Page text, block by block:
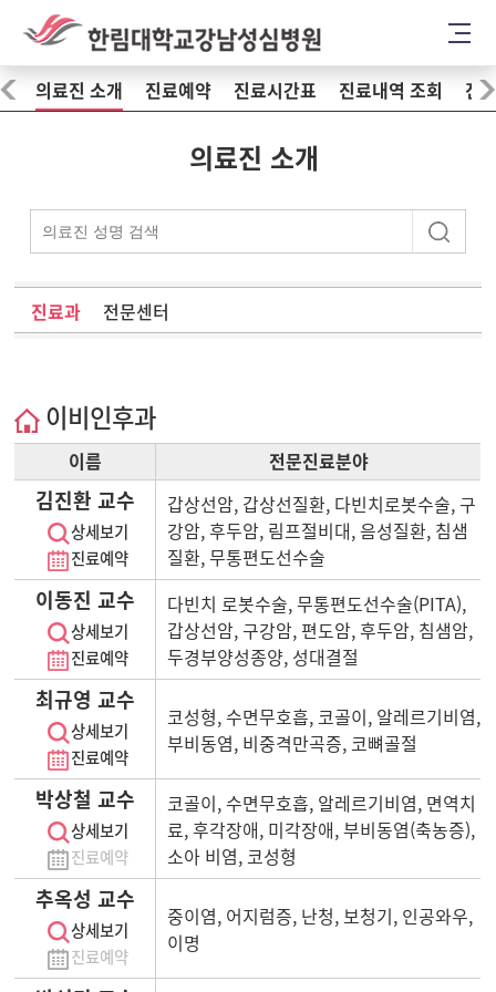
의료진 소개 진료예약 진료시간표 진료내역 조회 진
의료진 소개
진료과 전문센터
이비인후과
이름 전문진료분야
김진환 교수
상세보기
진료예약
갑상선암, 갑상선질환, 다빈치로봇수술, 구
강암, 후두암, 림프절비대, 음성질환, 침샘
질환, 무통편도선수술
이동진 교수
상세보기
진료예약
다빈치 로봇수술, 무통편도선수술(PITA),
갑상선암, 구강암, 편도암, 후두암, 침샘암,
두경부양성종양, 성대결절
최규영 교수
상세보기
진료예약
코성형, 수면무호흡, 코골이, 알레르기비염,
부비동염, 비중격만곡증, 코뼈골절
박상철 교수
상세보기
진료예약
코골이, 수면무호흡, 알레르기비염, 면역치
료, 후각장애, 미각장애, 부비동염(축농증),
소아 비염, 코성형
추옥성 교수
상세보기
진료예약
중이염, 어지럼증, 난청, 보청기, 인공와우,
이명